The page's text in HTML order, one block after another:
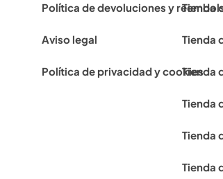
Política de devoluciones y
Aviso legal
Política de privacidad y cookies
Tienda
Tienda
Tienda
Tienda
Tienda
Tienda